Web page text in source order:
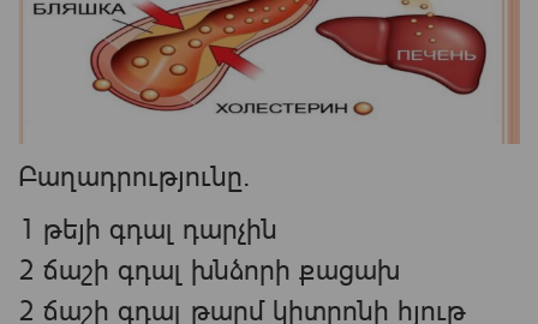
Բաղադրությունը.
1 թեյի գդալ դարչին
2 ճաշի գդալ խնձորի քացախ
2 ճաշի գդալ թարմ կիտրոնի հյութ